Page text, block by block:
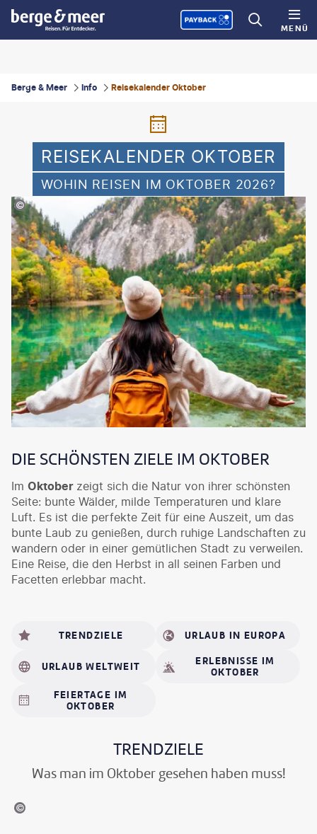
MENÜ
Berge & Meer Info Reisekalender Oktober
REISEKALENDER OKTOBER
WOHIN REISEN IM OKTOBER 2026?
- gty
DIE SCHÖNSTEN ZIELE IM OKTOBER
Im Oktober zeigt sich die Natur von ihrer schönsten
Seite: bunte Wälder, milde Temperaturen und klare
Luft. Es ist die perfekte Zeit für eine Auszeit, um das
bunte Laub zu genießen, durch ruhige Landschaften zu
wandern oder in einer gemütlichen Stadt zu verweilen.
Eine Reise, die den Herbst in all seinen Farben und
Facetten erlebbar macht.
TRENDZIELE URLAUB IN EUROPA
URLAUB WELTWEIT
ERLEBNISSE IM
OKTOBER
FEIERTAGE IM
OKTOBER
TRENDZIELE
Was man im Oktober gesehen haben muss!
- gty